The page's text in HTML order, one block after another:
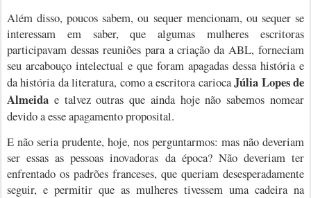
Além disso, poucos sabem, ou sequer mencionam, ou sequer se
interessam em saber, que algumas mulheres escritoras
participavam dessas reuniões para a criação da ABL, forneciam
seu arcabouço intelectual e que foram apagadas dessa história e
da história da literatura, como a escritora cariocaJúlia Lopes de
Almeida e talvez outras que ainda hoje não sabemos nomear
devido a esse apagamento proposital.
E não seria prudente, hoje, nos perguntarmos: mas não deveriam
ser essas as pessoas inovadoras da época? Não deveriam ter
enfrentado os padrões franceses, que queriam desesperadamente
seguir, e permitir que as mulheres tivessem uma cadeira na